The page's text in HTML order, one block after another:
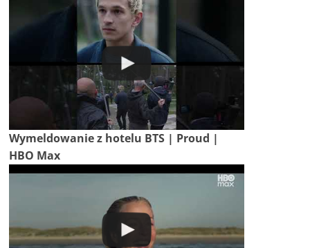
Wymeldowanie z hotelu BTS | Proud |
HBO Max